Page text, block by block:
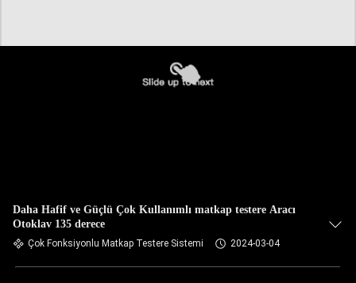
Daha Hafif ve Güçlü Çok Kullanımlı matkap testere Aracı
Otoklav 135 derece
Çok Fonksiyonlu Matkap Testere Sistemi 2024-03-04